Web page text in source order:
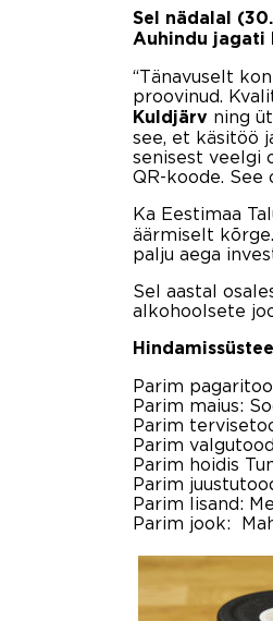
Sel nädalal
Auhindu jagati
“Tänavuselt
proovinud.
Kuldjärv ning
see, et käsitöö
senisest veelgi
QR-koode. See
Ka Eestimaa
äärmiselt
palju aega
Sel aastal
alkohoolsete
Parim
Parim maius:
Parim
Parim
Parim hoidis
Parim
Parim lisand:
Parim jook: